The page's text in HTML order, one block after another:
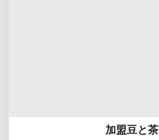
加盟豆と茶